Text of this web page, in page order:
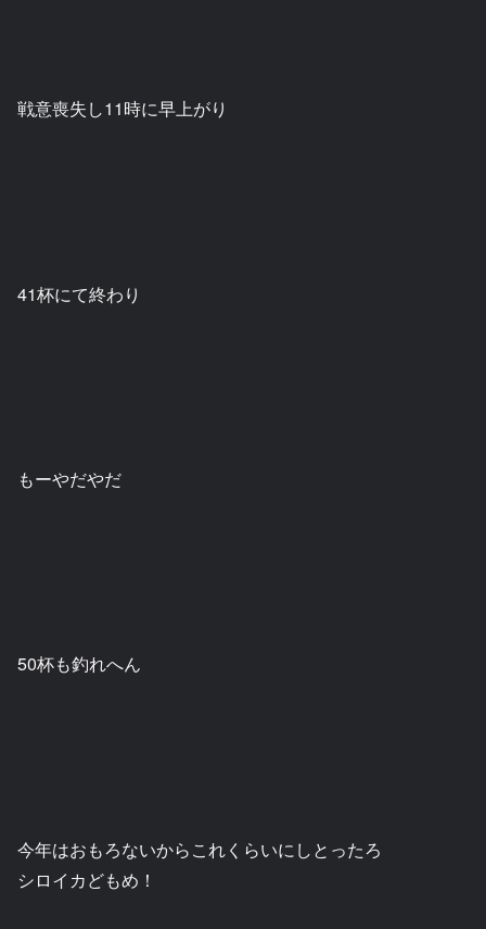
戦意喪失し11時に早上がり
41杯にて終わり
もーやだやだ
50杯も釣れへん
今年はおもろないからこれくらいにしとったろ
シロイカどもめ！